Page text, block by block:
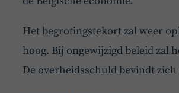
Het begrotingstekort zal weer
hoog. Bij ongewijzigd beleid zal
De overheidsschuld bevindt